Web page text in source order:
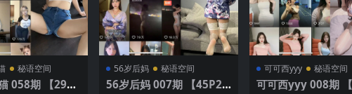
秘语空间
058期 【29P1
56岁后妈 秘语空间
56岁后妈 007期 【45P2
可可西yyy 秘语空间
可可西yyy 008期